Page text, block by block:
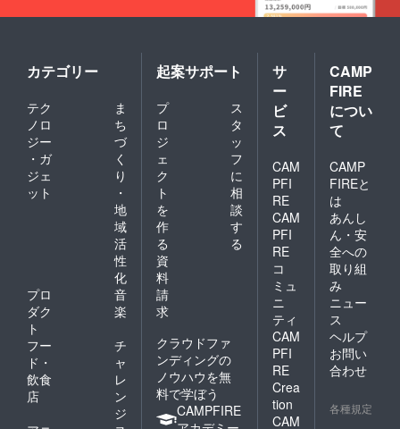
カテゴリー
テク
ノロ
ジー
・ガ
ジェ
ット
ま
ち
づ
く
り
・
地
域
活
性
化
プロ
ダク
ト
音
楽
フー
ド・
飲食
店
チ
ャ
レ
ン
ジ
起案サポート
プ
ロ
ジ
ェ
ク
ト
を
作
る
ス
タ
ッ
フ
に
相
談
す
る
資
料
請
求
クラウドファ
ンディングの
ノウハウを無
料で学ぼう
CAMPFIRE
サ
ー
ビ
ス
CAM
PFI
RE
CAM
PFI
RE
コ
ミュ
ニ
ティ
CAM
PFI
RE
Crea
tion
CAM
CAMP
FIRE
につい
て
CAMP
FIREと
は
あんし
ん・安
全への
取り組
み
ニュー
ス
ヘルプ
お問い
合わせ
各種規定